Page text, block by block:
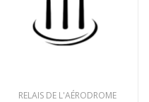
RELAIS DE L'AÉRODROME